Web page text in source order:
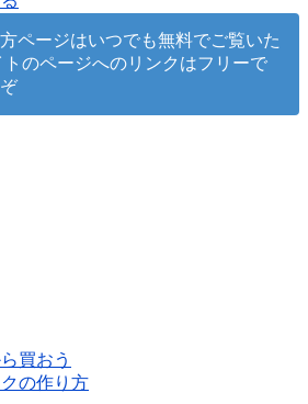
ページはいつでも無料でご覧いた
のページへのリンクはフリーで
買おう
の作り方